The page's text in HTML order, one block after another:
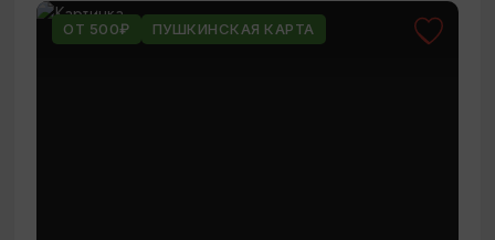
ОТ 500₽ ПУШКИНСКАЯ КАРТА